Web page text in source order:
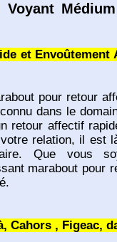
Voyant
et Envoûtement
pour retour
dans le
retour affectif
relation, il est
Que vous
marabout pour
Cahors , Figeac,